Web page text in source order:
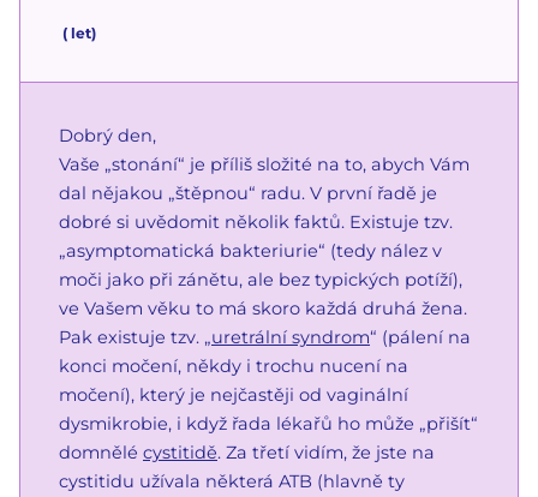
( let)
Dobrý den,
Vaše „stonání“ je příliš složité na to, abych Vám
dal nějakou „štěpnou“ radu. V první řadě je
dobré si uvědomit několik faktů. Existuje tzv.
„asymptomatická bakteriurie“ (tedy nález v
moči jako při zánětu, ale bez typických potíží),
ve Vašem věku to má skoro každá druhá žena.
Pak existuje tzv. „uretrální syndrom“ (pálení na
konci močení, někdy i trochu nucení na
močení), který je nejčastěji od vaginální
dysmikrobie, i když řada lékařů ho může „přišít“
domnělé cystitidě. Za třetí vidím, že jste na
cystitidu užívala některá ATB (hlavně ty